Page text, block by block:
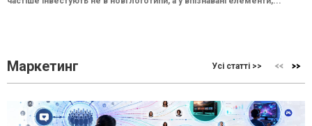
Маркетинг Усі статті >>